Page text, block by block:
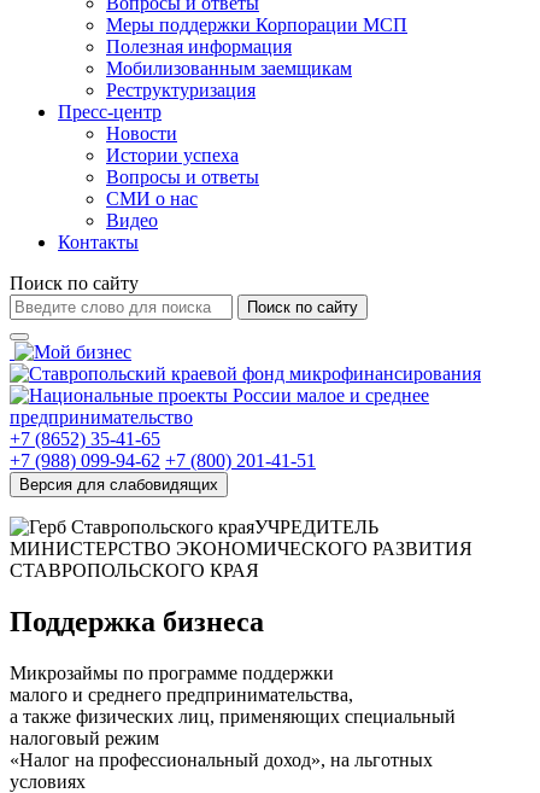
Меры поддержки Корпорации МСП
Полезная информация
Мобилизованным заемщикам
Реструктуризация
Пресс-центр
Новости
Истории успеха
Вопросы и ответы
СМИ о нас
Видео
Контакты
Поиск по сайту
Поиск по сайту
+7 (8652) 35-41-65
+7 (988) 099-94-62 +7 (800) 201-41-51
УЧРЕДИТЕЛЬ
МИНИСТЕРСТВО ЭКОНОМИЧЕСКОГО РАЗВИТИЯ
СТАВРОПОЛЬСКОГО КРАЯ
Поддержка бизнеса
Микрозаймы по программе поддержки
малого и среднего предпринимательства,
а также физических лиц, применяющих специальный
налоговый режим
«Налог на профессиональный доход», на льготных
условиях